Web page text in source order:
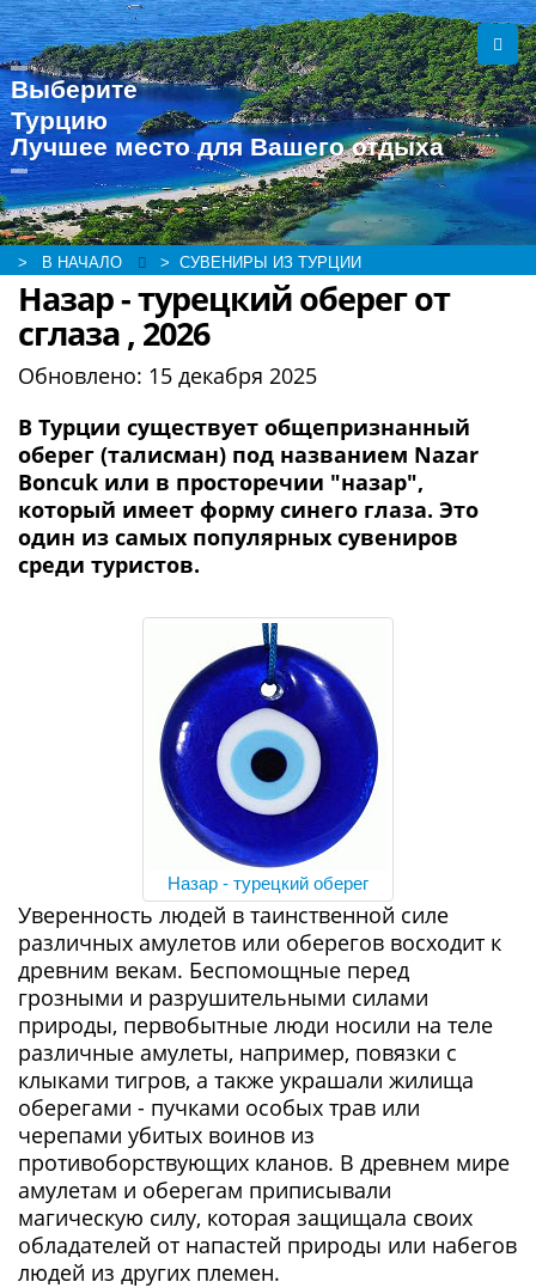
Выберите
Турцию
Лучшее место для Вашего отдыха
> В НАЧАЛО > СУВЕНИРЫ ИЗ ТУРЦИИ
Назар - турецкий оберег от
сглаза , 2026
Обновлено: 15 декабря 2025
В Турции существует общепризнанный
оберег (талисман) под названием Nazar
Boncuk или в просторечии "назар",
который имеет форму синего глаза. Это
один из самых популярных сувениров
среди туристов.
Назар - турецкий оберег
Уверенность людей в таинственной силе
различных амулетов или оберегов восходит к
древним векам. Беспомощные перед
грозными и разрушительными силами
природы, первобытные люди носили на теле
различные амулеты, например, повязки с
клыками тигров, а также украшали жилища
оберегами - пучками особых трав или
черепами убитых воинов из
противоборствующих кланов. В древнем мире
амулетам и оберегам приписывали
магическую силу, которая защищала своих
обладателей от напастей природы или набегов
людей из других племен.